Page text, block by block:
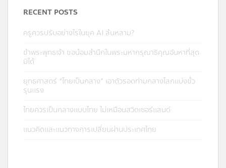
RECENT POSTS
ครูควรปรับอย่างไรในยุค AI ล้นหลาม?
ข้าพระพุทธเจ้า ขอน้อมสำนึกในพระมหากรุณาธิคุณอันหาที่สุด
มิได้
ยุทธศาสตร์ “ไทยเป็นกลาง” เอาตัวรอดท่ามกลางโลกแบ่งขั้ว
รุนแรง
ไทยควรเป็นกลางแบบไทย ไม่เหมือนสวิตเซอร์แลนด์
แนวคิดและแนวทางการเปลี่ยนผ่านประเทศไทย